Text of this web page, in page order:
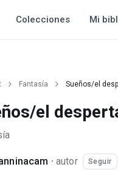
Colecciones Mi
Fantasía Sueños/el
el
· autor Seguir